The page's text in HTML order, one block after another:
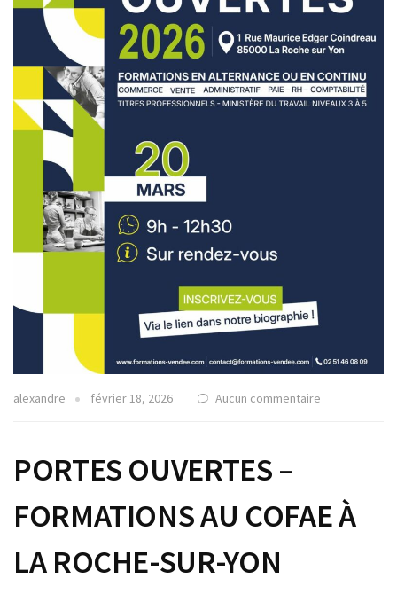
alexandre février 18, 2026 Aucun commentaire
PORTES OUVERTES –
FORMATIONS AU COFAE À
LA ROCHE-SUR-YON